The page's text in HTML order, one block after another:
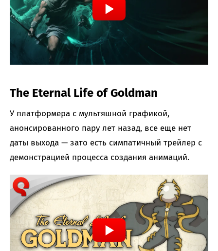
The Eternal Life of Goldman
У платформера с мультяшной графикой,
анонсированного пару лет назад, все еще нет
даты выхода — зато есть симпатичный трейлер с
демонстрацией процесса создания анимаций.